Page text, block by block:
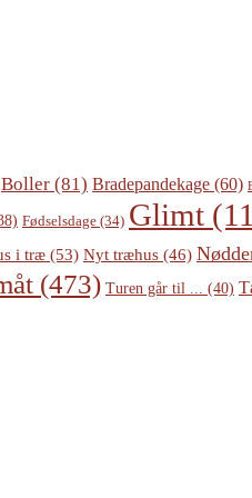
Boller (81) Bradepandekage (60)
Fødselsdage (34) Glimt
i træ (53) Nyt træhus (46)
(473) Turen går til ... (40)